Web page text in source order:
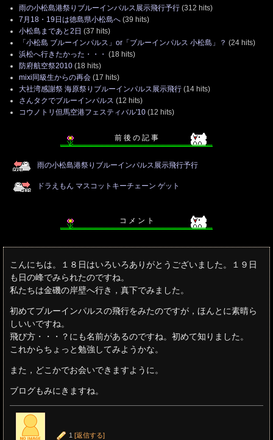
雨の小松島港祭りブルーインパルス展示飛行予行 (312 hits)
7月18・19日は徳島県小松島へ (39 hits)
小松島まであと2日 (37 hits)
「小松島 ブルーインパルス」or「ブルーインパルス 小松島」？ (24 hits)
浜松へ行きたかった・・・ (18 hits)
防府航空祭2010 (18 hits)
mixi同級生からの再会 (17 hits)
大社湾感謝祭 海原祭りブルーインパルス展示飛行 (14 hits)
さんタクでブルーインパルス (12 hits)
コウノトリ但馬空港フェスティバル'10 (12 hits)
前 後 の 記 事
雨の小松島港祭りブルーインパルス展示飛行予行
ドラえもん マスコットキーチェーン ゲット
コ メ ン ト
こんにちは。１８日はいろいろありがとうございました。１９日
も日の峰でみられたのですね。
私たちは金磯の岸壁へ行き，真下でみました。
初めてブルーインパルスの飛行をみたのですが，ほんとに素晴ら
しいいですね。
飛び方・・・？にも名前があるのですね。初めて知りました。
これからちょっと勉強してみようかな。
また，どこかでお会いできますように。
ブログもみにきますね。
1 [返信する]